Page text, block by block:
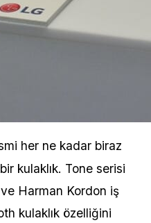
her ne kadar biraz
kulaklık. Tone serisi
Harman Kordon iş
kulaklık özelliğini